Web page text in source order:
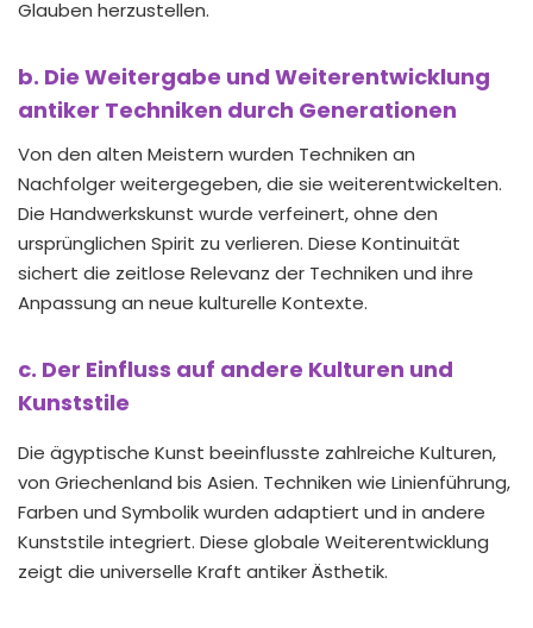
Glauben herzustellen.
b. Die Weitergabe und Weiterentwicklung
antiker Techniken durch Generationen
Von den alten Meistern wurden Techniken an
Nachfolger weitergegeben, die sie weiterentwickelten.
Die Handwerkskunst wurde verfeinert, ohne den
ursprünglichen Spirit zu verlieren. Diese Kontinuität
sichert die zeitlose Relevanz der Techniken und ihre
Anpassung an neue kulturelle Kontexte.
c. Der Einfluss auf andere Kulturen und
Kunststile
Die ägyptische Kunst beeinflusste zahlreiche Kulturen,
von Griechenland bis Asien. Techniken wie Linienführung,
Farben und Symbolik wurden adaptiert und in andere
Kunststile integriert. Diese globale Weiterentwicklung
zeigt die universelle Kraft antiker Ästhetik.